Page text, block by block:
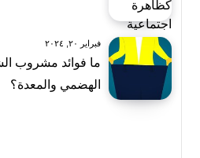
فبراير ٢٠, ٢٠٢٤
ما فوائد مشروب
الهضمي والمعدة؟